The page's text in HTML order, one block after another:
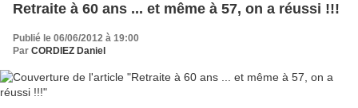
Retraite à 60 ans ... et même à 57, on a réussi !!!
Publié le 06/06/2012 à 19:00
Par CORDIEZ Daniel